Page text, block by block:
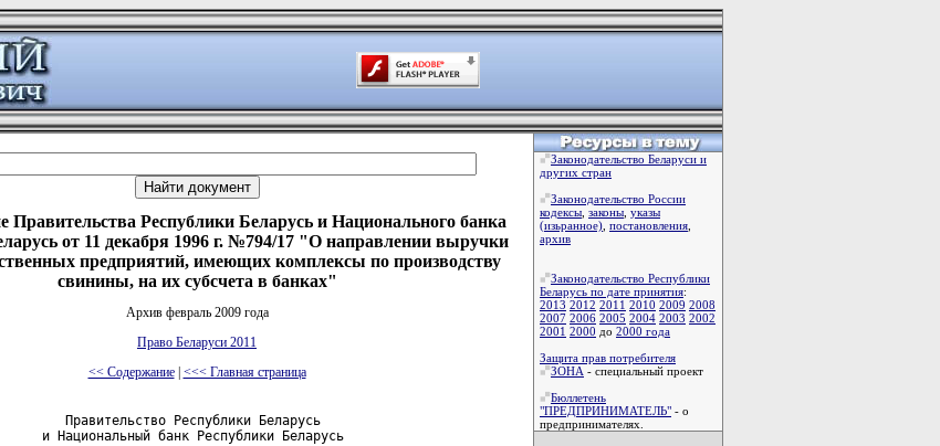
Правительства Республики Беларусь и Национального банка
от 11 декабря 1996 г. №794/17 "О направлении выручки
предприятий, имеющих комплексы по производству
свинины, на их субсчета в банках"
Архив февраль 2009 года
Право Беларуси 2011
<< Содержание| <<< Главная страница
Правительство Республики Беларусь
и Национальный банк Республики Беларусь
Законодательство Беларуси и
других стран
Законодательство России
кодексы законы указы
(изьранное) постановления
архив
Законодательство Республики
Беларусь по дате принятия:
2013 2012 2011 2010 2009 2008
2007 2006 2005 2004 2003 2002
2001 2000 до 2000 года
Защита прав потребителя
ЗОНА - специальный проект
Бюллетень
"ПРЕДПРИНИМАТЕЛЬ" - о
предпринимателях.